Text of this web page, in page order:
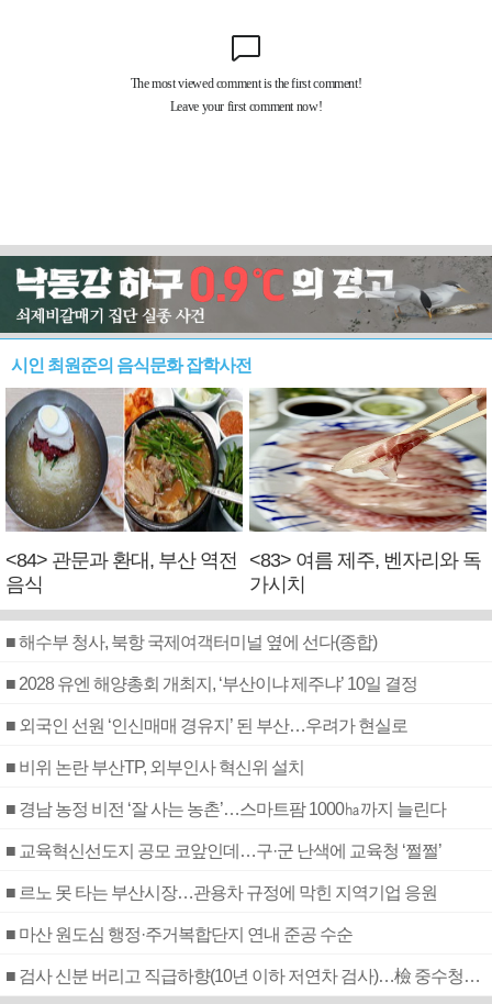
시인 최원준의 음식문화 잡학사전
<84> 관문과 환대, 부산 역전
음식
<83> 여름 제주, 벤자리와 독
가시치
■ 해수부 청사, 북항 국제여객터미널 옆에 선다(종합)
■ 2028 유엔 해양총회 개최지, ‘부산이냐 제주냐’ 10일 결정
■ 외국인 선원 ‘인신매매 경유지’ 된 부산…우려가 현실로
■ 비위 논란 부산TP, 외부인사 혁신위 설치
■ 경남 농정 비전 ‘잘 사는 농촌’…스마트팜 1000㏊까지 늘린다
■ 교육혁신선도지 공모 코앞인데…구·군 난색에 교육청 ‘쩔쩔’
■ 르노 못 타는 부산시장…관용차 규정에 막힌 지역기업 응원
■ 마산 원도심 행정·주거복합단지 연내 준공 수순
■ 검사 신분 버리고 직급하향(10년 이하 저연차 검사)…檢 중수청행 기피